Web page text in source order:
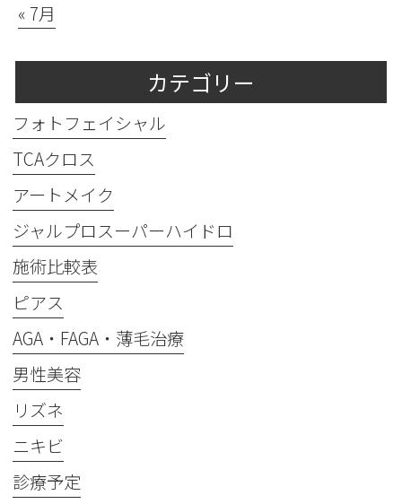
« 7月
カテゴリー
フォトフェイシャル
TCAクロス
アートメイク
ジャルプロスーパーハイドロ
施術比較表
ピアス
AGA・FAGA・薄毛治療
男性美容
リズネ
ニキビ
診療予定